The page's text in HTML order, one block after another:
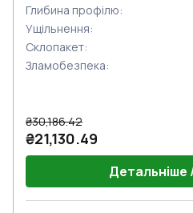
Глибина профілю:
Ущільнення:
Склопакет:
Зламобезпека:
₴30,186.42
₴21,130.49
Детальніше